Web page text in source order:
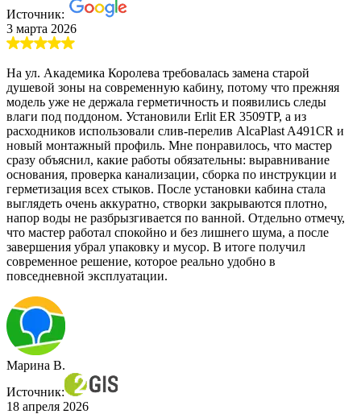
Источник:
3 марта 2026
На ул. Академика Королева требовалась замена старой
душевой зоны на современную кабину, потому что прежняя
модель уже не держала герметичность и появились следы
влаги под поддоном. Установили Erlit ER 3509TP, а из
расходников использовали слив-перелив AlcaPlast A491CR и
новый монтажный профиль. Мне понравилось, что мастер
сразу объяснил, какие работы обязательны: выравнивание
основания, проверка канализации, сборка по инструкции и
герметизация всех стыков. После установки кабина стала
выглядеть очень аккуратно, створки закрываются плотно,
напор воды не разбрызгивается по ванной. Отдельно отмечу,
что мастер работал спокойно и без лишнего шума, а после
завершения убрал упаковку и мусор. В итоге получил
современное решение, которое реально удобно в
повседневной эксплуатации.
Марина В.
Источник:
18 апреля 2026